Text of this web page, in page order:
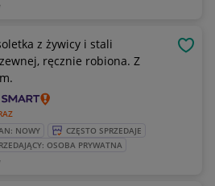
z żywicy i stali
ręcznie robiona. Z
NOWY
CZĘSTO SPRZEDAJE
OSOBA PRYWATNA